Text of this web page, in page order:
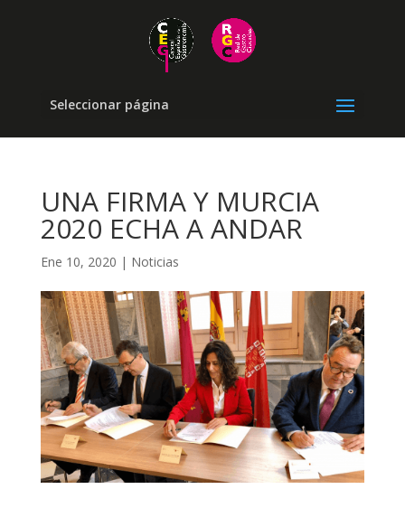
Seleccionar página
UNA FIRMA Y MURCIA
2020 ECHA A ANDAR
Ene 10, 2020 | Noticias